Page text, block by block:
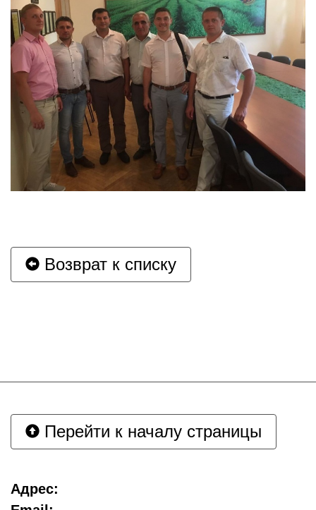
Возврат к списку
Перейти к началу страницы
Адрес: